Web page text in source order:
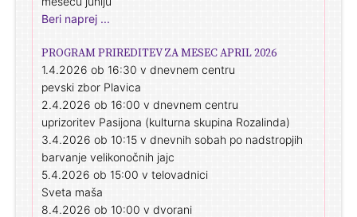
Beri naprej ...
PROGRAM PRIREDITEV ZA MESEC APRIL 2026
1.4.2026 ob 16:30 v dnevnem centru
pevski zbor Plavica
2.4.2026 ob 16:00 v dnevnem centru
uprizoritev Pasijona (kulturna skupina Rozalinda)
3.4.2026 ob 10:15 v dnevnih sobah po nadstropjih
barvanje velikonočnih jajc
5.4.2026 ob 15:00 v telovadnici
Sveta maša
8.4.2026 ob 10:00 v dvorani